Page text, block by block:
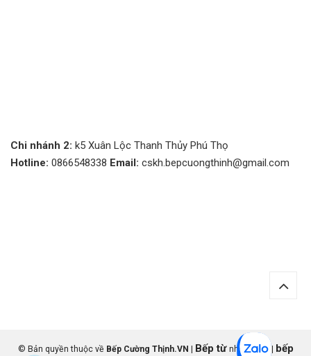
Chi nhánh 2: k5 Xuân Lộc Thanh Thủy Phú Thọ
Hotline: 0866548338 Email: cskh.bepcuongthinh@gmail.com
© Bản quyền thuộc về Bếp Cường Thịnh.VN | Bếp từ nhập khẩu | bếp